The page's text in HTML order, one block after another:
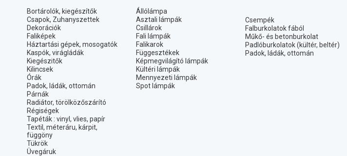
Bortárolók, kiegészítők
Csapok, Zuhanyszettek
Dekorációk
Faliképek
Háztartási gépek, mosogatók
Kaspók, virágládák
Kiegészitők
Kilincsek
Órák
Padok, ládák, ottomán
Párnák
Radiátor, törölközőszárító
Régiségek
Tapéták : vinyl, vlies, papír
Textil, méteráru, kárpit,
függöny
Tükrök
Üvegáruk
Állólámpa
Asztali lámpák
Csillárok
Fali lámpák
Falikarok
Függesztékek
Képmegvilágító lámpák
Kültéri lámpák
Mennyezeti lámpák
Spot lámpák
Csempék
Falburkolatok fából
Műkő- és betonburkolat
Padlóburkolatok (kültér, beltér)
Padok, ládák, ottomán